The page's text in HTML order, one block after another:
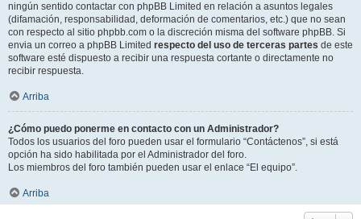
ningún sentido contactar con phpBB Limited en relación a asuntos legales
(difamación, responsabilidad, deformación de comentarios, etc.) que no sean
con respecto al sitio phpbb.com o la discreción misma del software phpBB. Si
envia un correo a phpBB Limited respecto del uso de terceras partes de este
software esté dispuesto a recibir una respuesta cortante o directamente no
recibir respuesta.
Arriba
¿Cómo puedo ponerme en contacto con un Administrador?
Todos los usuarios del foro pueden usar el formulario “Contáctenos”, si está
opción ha sido habilitada por el Administrador del foro.
Los miembros del foro también pueden usar el enlace “El equipo”.
Arriba